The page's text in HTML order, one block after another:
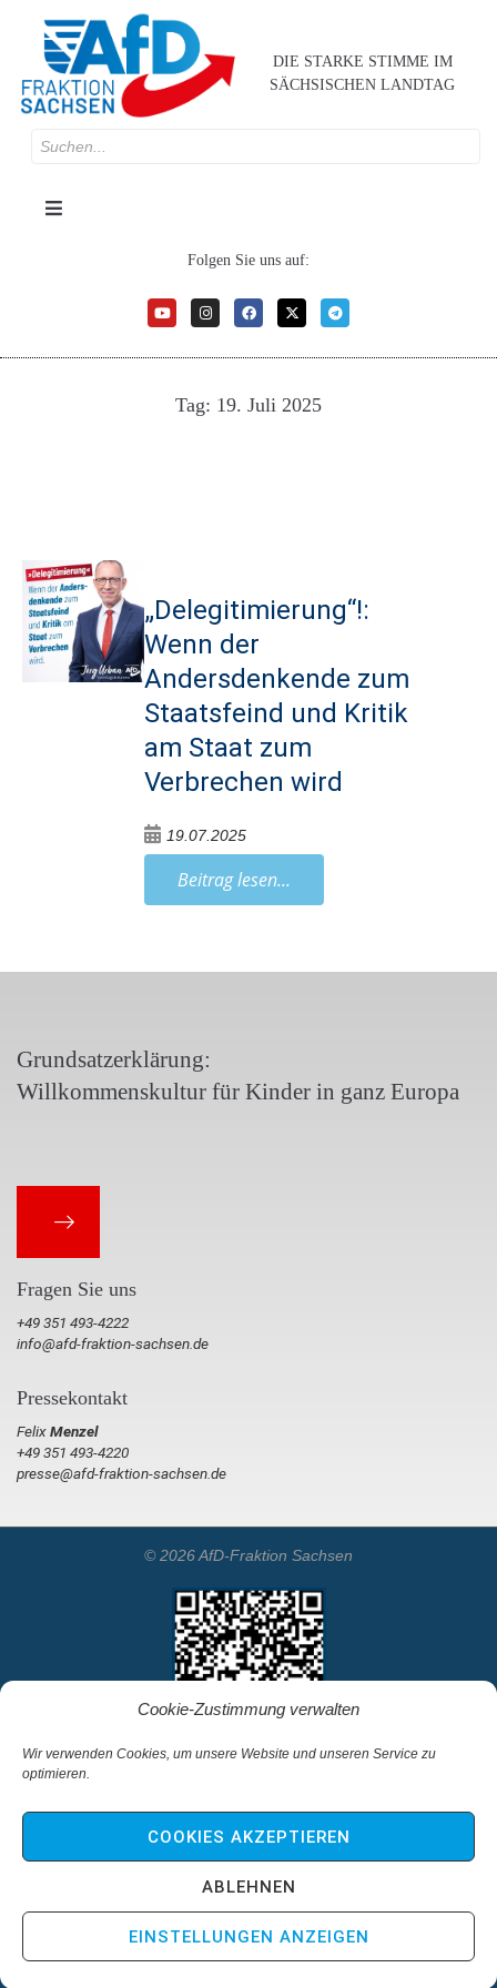
Cookie-Zustimmung verwalten
Wir verwenden Cookies, um unsere Website und unseren Service zu
optimieren.
COOKIES AKZEPTIEREN
ABLEHNEN
EINSTELLUNGEN ANZEIGEN
DIE STARKE STIMME IM
SÄCHSISCHEN LANDTAG
Folgen Sie uns auf:
Tag: 19. Juli 2025
„Delegitimierung“!:
Wenn der
Andersdenkende zum
Staatsfeind und Kritik
am Staat zum
Verbrechen wird
19.07.2025
Beitrag lesen...
Grundsatzerklärung:
Willkommenskultur für Kinder in ganz Europa
Fragen Sie uns
+49 351 493-4222
info@afd-fraktion-sachsen.de
Pressekontakt
FelixMenzel
+49 351 493-4220
presse@afd-fraktion-sachsen.de
© 2026 AfD-Fraktion Sachsen
Startseite
Kontakt
Impressum & Haftungsausschluss
Datenschutz